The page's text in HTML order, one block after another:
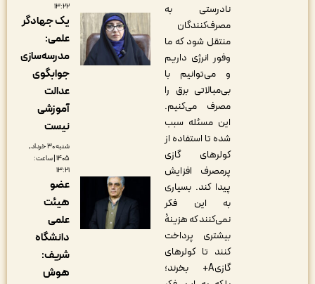
نادرستی به
مصرف‌کنندگان
منتقل شود که ما
وفور انرژی داریم
و می‌توانیم با
بی‌مبالاتی برق را
مصرف می‌کنیم.
این مسئله سبب
شده تا استفاده از
کولرهای گازی
پرمصرف افزایش
پیدا کند. بسیاری
به این فکر
نمی‌کنند که هزینۀ
بیشتری پرداخت
کنند تا کولرهای
گازیA+ بخرند؛
یک جهادگر
علمی:
مدرسه‌سازی
جوابگوی
آموزشی
شنبه ۳۰ خرداد,
۱۴۰۵ | ساعت:
هیئت
علمی
دانشگاه